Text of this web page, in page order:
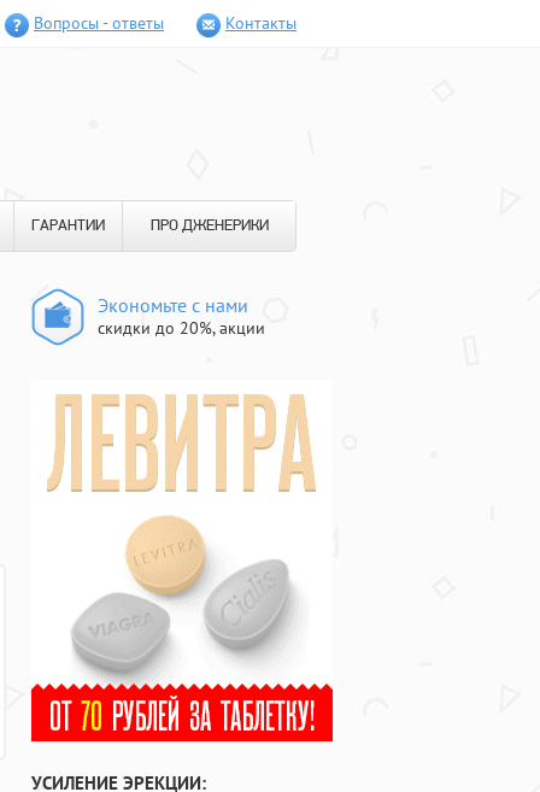
Вопросы - ответы Контакты
ГАРАНТИИ ПРО ДЖЕНЕРИКИ
Экономьте с нами
скидки до 20%, акции
УСИЛЕНИЕ ЭРЕКЦИИ: